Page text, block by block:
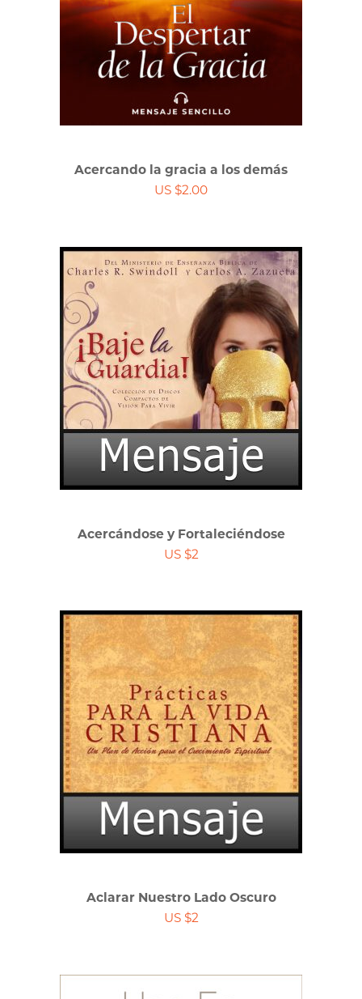
Acercando la gracia a los demás
US $2.00
Acercándose y Fortaleciéndose
US $2
Aclarar Nuestro Lado Oscuro
US $2